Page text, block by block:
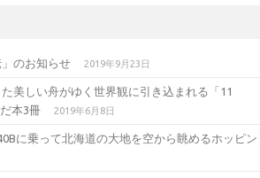
のお知らせ 2019年9月23日
美しい舟がゆく世界観に引き込まれる「11
本3冊
2019年6月8日
に乗って北海道の大地を空から眺めるホッピン